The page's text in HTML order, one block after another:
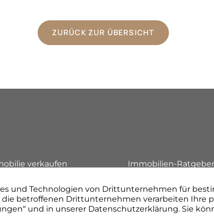
ZURÜCK ZUR ÜBERSICHT
verkaufen
Immobilien-Ratgeber
Management
Unternehmen
Management
Kontakt aufnehmen